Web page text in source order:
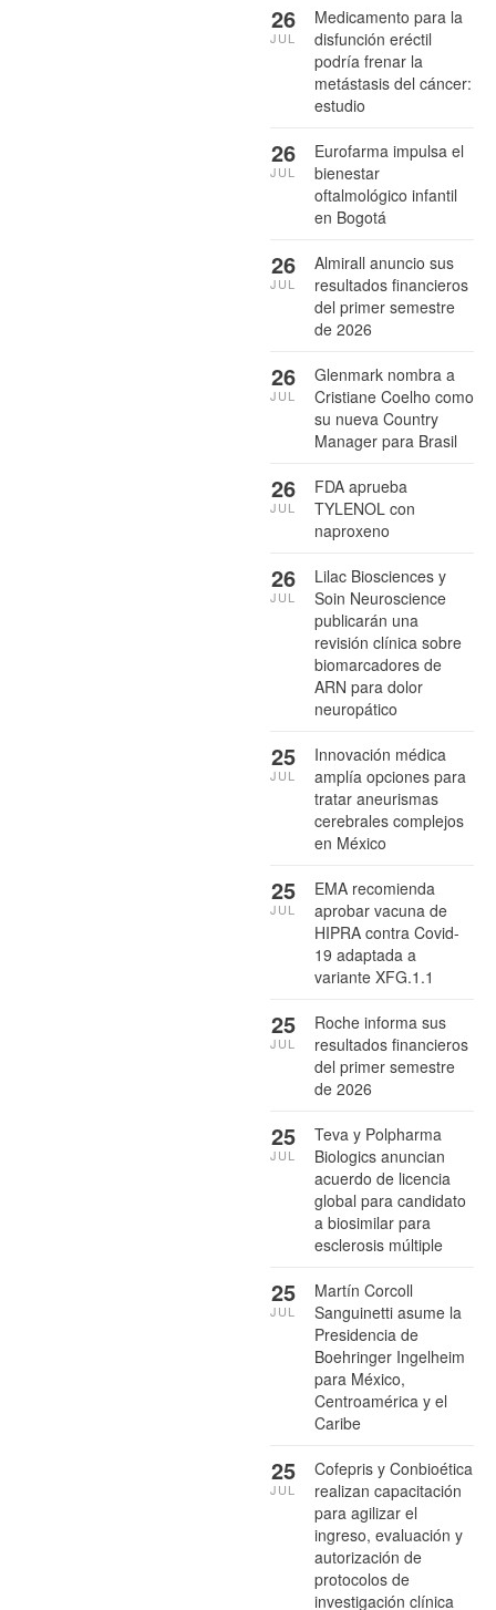
Medicamento para la
disfunción eréctil
podría frenar la
metástasis del cáncer:
estudio
26
JUL
Eurofarma impulsa el
bienestar
oftalmológico infantil
en Bogotá
26
JUL
Almirall anuncio sus
resultados financieros
del primer semestre
de 2026
26
JUL
Glenmark nombra a
Cristiane Coelho como
su nueva Country
Manager para Brasil
26
JUL
FDA aprueba
TYLENOL con
naproxeno
26
JUL
Lilac Biosciences y
Soin Neuroscience
publicarán una
revisión clínica sobre
biomarcadores de
ARN para dolor
neuropático
26
JUL
Innovación médica
amplía opciones para
tratar aneurismas
cerebrales complejos
en México
25
JUL
EMA recomienda
aprobar vacuna de
HIPRA contra Covid-
19 adaptada a
variante XFG.1.1
25
JUL
Roche informa sus
resultados financieros
del primer semestre
de 2026
25
JUL
Teva y Polpharma
Biologics anuncian
acuerdo de licencia
global para candidato
a biosimilar para
esclerosis múltiple
25
JUL
Martín Corcoll
Sanguinetti asume la
Presidencia de
Boehringer Ingelheim
para México,
Centroamérica y el
Caribe
25
JUL
Cofepris y Conbioética
realizan capacitación
para agilizar el
ingreso, evaluación y
autorización de
protocolos de
investigación clínica
25
JUL